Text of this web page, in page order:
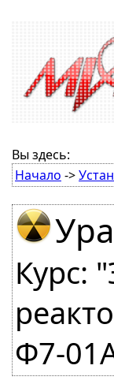
Вы здесь:
Начало ->
Курс:
Ф7-